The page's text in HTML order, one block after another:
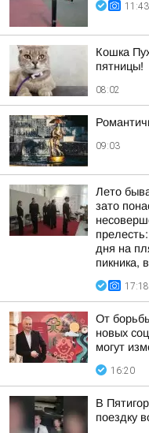
11:43
Кошка
пятницы!
08:02
09:03
Лето
зато
дня на
пикника,
17:18
От
новых
могут
16:20
В
поездку